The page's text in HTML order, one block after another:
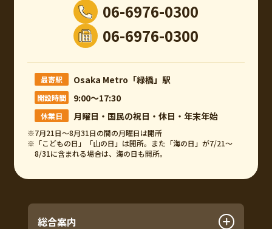
06-6976-0300
06-6976-0300
最寄駅 Osaka Metro「緑橋」駅
開設時間 9:00～17:30
休業日 月曜日・国民の祝日・休日・年末年始
※7月21日～8月31日の間の月曜日は開所
※「こどもの日」「山の日」は開所。また「海の日」が7/21～
8/31に含まれる場合は、海の日も開所。
総合案内